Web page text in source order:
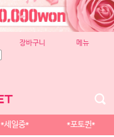
장바구니 메뉴
*세일중* *포토퀸*